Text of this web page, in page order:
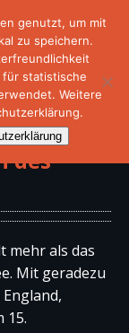
des
mehr als das
Mit geradezu
15.
genutzt, um mit
zu speichern.
für statistische
Weitere